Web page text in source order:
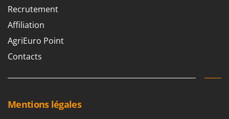
Spice Electronics
Spiralmac
Spring Protezione
Spyro
Stocker
Recrutement
Affiliation
AgriEuro Point
Contacts
Mentions légales